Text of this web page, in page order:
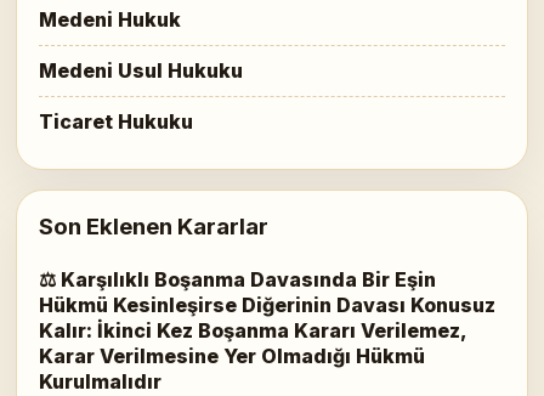
Medeni Hukuk
Medeni Usul Hukuku
Ticaret Hukuku
Son Eklenen Kararlar
⚖ Karşılıklı Boşanma Davasında Bir Eşin
Hükmü Kesinleşirse Diğerinin Davası Konusuz
Kalır: İkinci Kez Boşanma Kararı Verilemez,
Karar Verilmesine Yer Olmadığı Hükmü
Kurulmalıdır